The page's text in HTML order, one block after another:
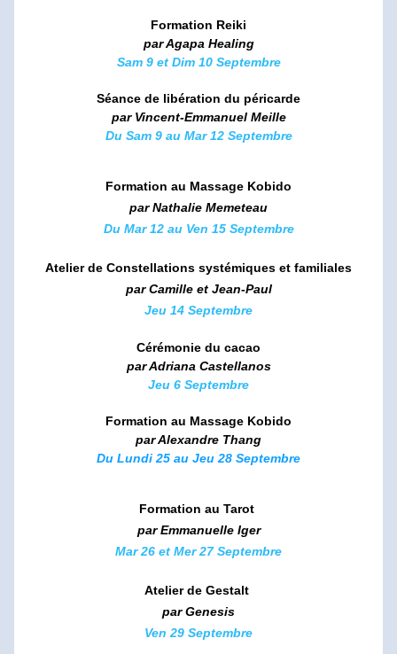
Formation Reiki
par Agapa Healing
Sam 9 et Dim 10 Septembre
Séance de libération du péricarde
par Vincent-Emmanuel Meille
Du Sam 9 au Mar 12 Septembre
Formation au Massage Kobido
par Nathalie Memeteau
Du Mar 12 au Ven 15 Septembre
Atelier de Constellations systémiques et familiales
par Camille et Jean-Paul
Jeu 14 Septembre
Cérémonie du cacao
par Adriana Castellanos
Jeu 6 Septembre
Formation au Massage Kobido
par Alexandre Thang
Du Lundi 25 au Jeu 28 Septembre
Formation au Tarot
par Emmanuelle Iger
Mar 26 et Mer 27 Septembre
Atelier de Gestalt
par Genesis
Ven 29 Septembre